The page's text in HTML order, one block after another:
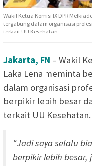
Wakil Ketua Komisi IX DPR
tergabung dalam organisasi
terkait UU Kesehatan.
Jakarta, FN – Wakil
Laka Lena meminta
dalam organisasi
berpikir lebih besar
terkait UU Kesehatan.
“Jadi saya selalu
berpikir lebih besar,